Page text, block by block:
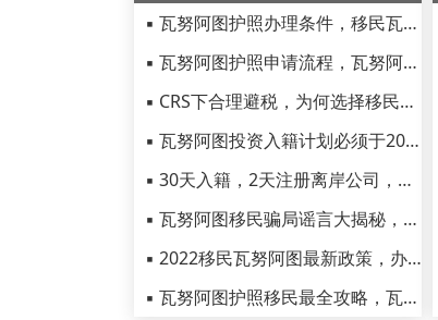
▪ 瓦努阿图护照办理条件，移民瓦努阿图优势有哪些
▪ 瓦努阿图护照申请流程，瓦努阿图护照怎么入境中国
▪ CRS下合理避税，为何选择移民瓦努阿图？
▪ 瓦努阿图投资入籍计划必须于2023年5月之前完成整改
▪ 30天入籍，2天注册离岸公司，瓦努阿图护照优势你知道吗
▪ 瓦努阿图移民骗局谣言大揭秘，瓦努阿图护照项目优势有哪些
▪ 2022移民瓦努阿图最新政策，办理瓦国护照需要条件汇总！
▪ 瓦努阿图护照移民最全攻略，瓦努阿图护照办理优势详解